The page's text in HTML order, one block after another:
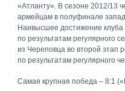
«Атланту». В сезоне 2012/13
армейцам в полуфинале
Наивысшее достижение клуба
по результатам регулярного
из Череповца во второй этап
по результатам регулярного
Самая крупная победа – 8:1